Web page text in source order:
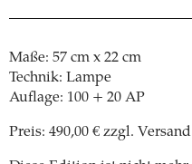
Maße: 57 cm x 22 cm
Technik: Lampe
Auflage: 100 + 20 AP
Preis: 490,00 € zzgl. Versand